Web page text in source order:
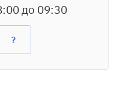
до 09:30
?